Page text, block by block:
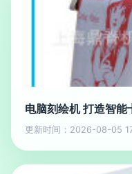
电脑刻绘机 打造智能
更新时间：2026-08-05